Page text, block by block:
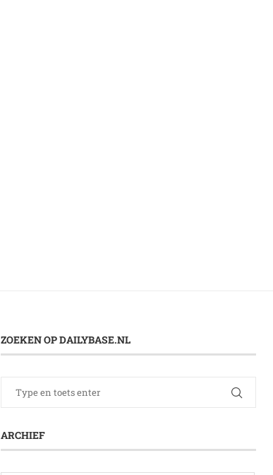
ZOEKEN OP DAILYBASE.NL
ARCHIEF